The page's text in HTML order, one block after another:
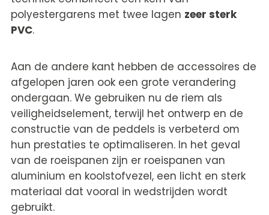
polyestergarens met twee lagen zeer sterk
PVC.
Aan de andere kant hebben de accessoires de
afgelopen jaren ook een grote verandering
ondergaan. We gebruiken nu de riem als
veiligheidselement, terwijl het ontwerp en de
constructie van de peddels is verbeterd om
hun prestaties te optimaliseren. In het geval
van de roeispanen zijn er roeispanen van
aluminium en koolstofvezel, een licht en sterk
materiaal dat vooral in wedstrijden wordt
gebruikt.